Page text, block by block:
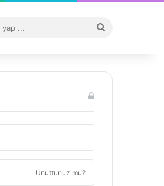
...
Unuttunuz mu?